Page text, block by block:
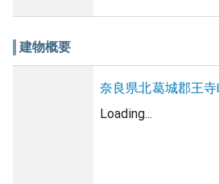
建物概要
奈良県北葛城郡王寺
Loading...